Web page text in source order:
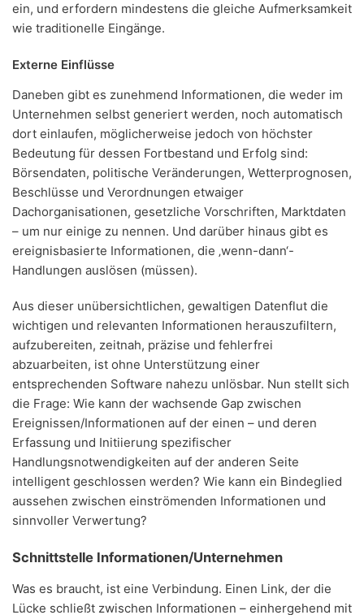
ein, und erfordern mindestens die gleiche Aufmerksamkeit
wie traditionelle Eingänge.
Externe Einflüsse
Daneben gibt es zunehmend Informationen, die weder im
Unternehmen selbst generiert werden, noch automatisch
dort einlaufen, möglicherweise jedoch von höchster
Bedeutung für dessen Fortbestand und Erfolg sind:
Börsendaten, politische Veränderungen, Wetterprognosen,
Beschlüsse und Verordnungen etwaiger
Dachorganisationen, gesetzliche Vorschriften, Marktdaten
– um nur einige zu nennen. Und darüber hinaus gibt es
ereignisbasierte Informationen, die ‚wenn-dann‘-
Handlungen auslösen (müssen).
Aus dieser unübersichtlichen, gewaltigen Datenflut die
wichtigen und relevanten Informationen herauszufiltern,
aufzubereiten, zeitnah, präzise und fehlerfrei
abzuarbeiten, ist ohne Unterstützung einer
entsprechenden Software nahezu unlösbar. Nun stellt sich
die Frage: Wie kann der wachsende Gap zwischen
Ereignissen/Informationen auf der einen – und deren
Erfassung und Initiierung spezifischer
Handlungsnotwendigkeiten auf der anderen Seite
intelligent geschlossen werden? Wie kann ein Bindeglied
aussehen zwischen einströmenden Informationen und
sinnvoller Verwertung?
Schnittstelle Informationen/Unternehmen
Was es braucht, ist eine Verbindung. Einen Link, der die
Lücke schließt zwischen Informationen – einhergehend mit